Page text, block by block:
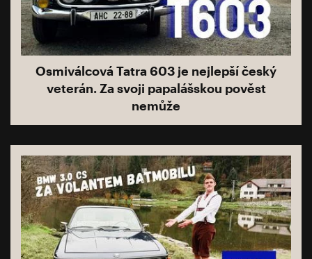
Osmiválcová Tatra 603 je nejlepší český
veterán. Za svoji papalášskou pověst
nemůže